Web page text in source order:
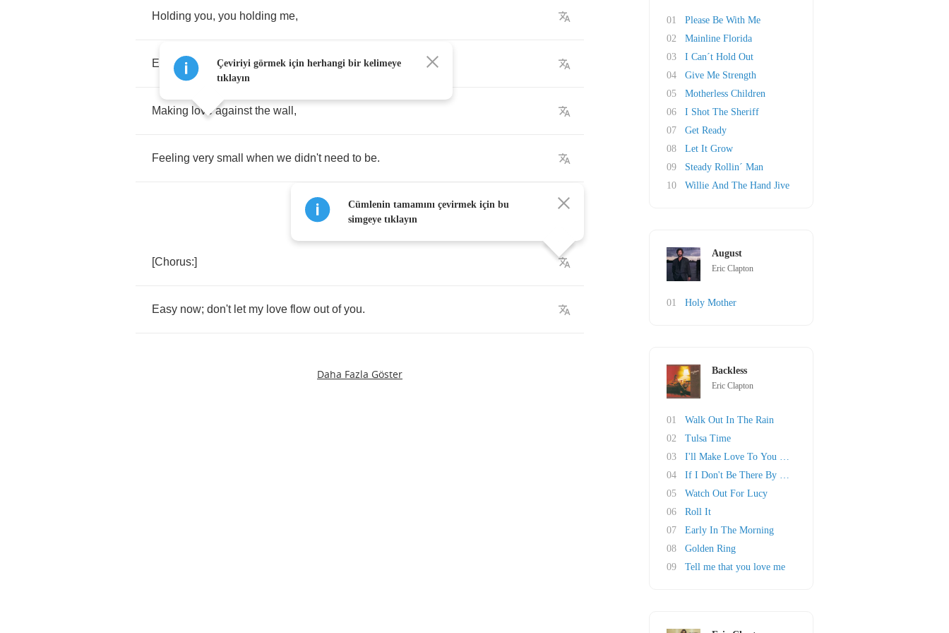
Holding you, you holding me,
Everyone could see we were in ecstasy.
Making love against the wall ,
Feeling very small when we didn't need to be.
[Chorus:]
Easy now; don't let my love flow out of you.
Daha Fazla Göster
Çeviriyi görmek için herhangi bir kelimeye
tıklayın
Cümlenin tamamını çevirmek için bu
simgeye tıklayın
01
Please Be With Me
02
Mainline Florida
03
I Can´t Hold Out
04
Give Me Strength
05
Motherless Children
06
I Shot The Sheriff
07
Get Ready
08
Let It Grow
09
Steady Rollin´ Man
10
Willie And The Hand Jive
August
Eric Clapton
01 Holy Mother
Backless
Eric Clapton
01
Walk Out In The Rain
02
Tulsa Time
03
I'll Make Love To You Anytime
04
If I Don't Be There By Morning
05
Watch Out For Lucy
06
Roll It
07
Early In The Morning
08
Golden Ring
09
Tell me that you love me